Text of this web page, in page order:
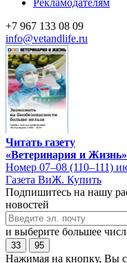
Рекламодателям
+7 967 133 08 09
info@vetandlife.ru
Читать газету
«Ветеринария и Жизнь»
Номер 07–08 (110–111)
Газета ВиЖ. Купить
Подпишитесь на нашу
новостей
и выберите большее
33 95
Нажимая на кнопку, Вы